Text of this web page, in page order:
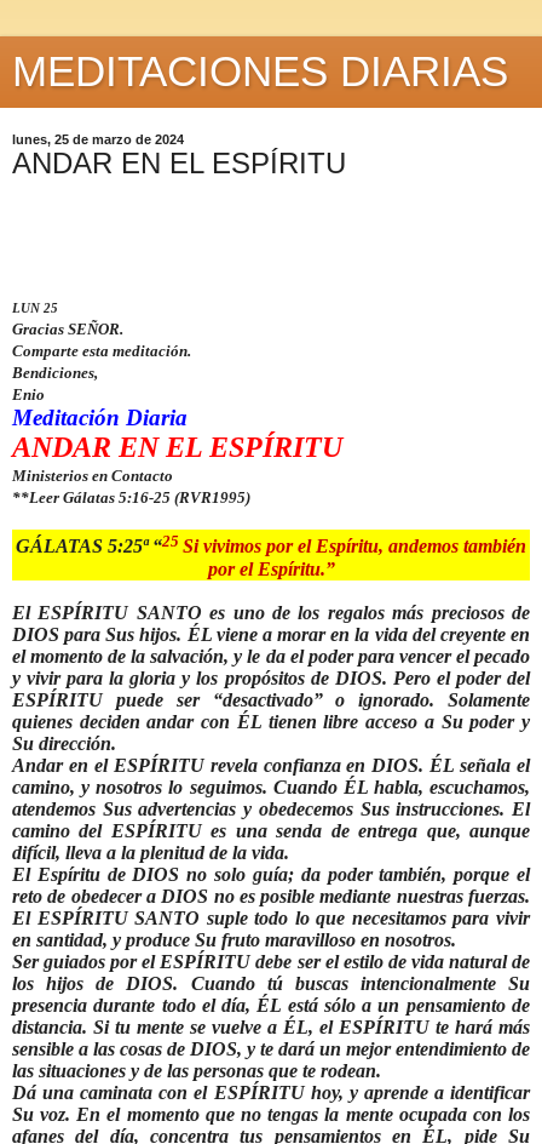
MEDITACIONES DIARIAS
lunes, 25 de marzo de 2024
ANDAR EN EL ESPÍRITU
LUN 25
Gracias SEÑOR.
Comparte esta meditación.
Bendiciones,
Enio
Meditación Diaria
ANDAR EN EL ESPÍRITU
Ministerios en Contacto
**Leer Gálatas 5:16-25 (RVR1995)
GÁLATAS 5:25ª “25 Si vivimos por el Espíritu, andemos también
por el Espíritu.”
El ESPÍRITU SANTO es uno de los regalos más preciosos de
DIOS para Sus hijos. ÉL viene a morar en la vida del creyente en
el momento de la salvación, y le da el poder para vencer el pecado
y vivir para la gloria y los propósitos de DIOS. Pero el poder del
ESPÍRITU puede ser “desactivado” o ignorado. Solamente
quienes deciden andar con ÉL tienen libre acceso a Su poder y
Su dirección.
Andar en el ESPÍRITU revela confianza en DIOS. ÉL señala el
camino, y nosotros lo seguimos. Cuando ÉL habla, escuchamos,
atendemos Sus advertencias y obedecemos Sus instrucciones. El
camino del ESPÍRITU es una senda de entrega que, aunque
difícil, lleva a la plenitud de la vida.
El Espíritu de DIOS no solo guía; da poder también, porque el
reto de obedecer a DIOS no es posible mediante nuestras fuerzas.
El ESPÍRITU SANTO suple todo lo que necesitamos para vivir
en santidad, y produce Su fruto maravilloso en nosotros.
Ser guiados por el ESPÍRITU debe ser el estilo de vida natural de
los hijos de DIOS. Cuando tú buscas intencionalmente Su
presencia durante todo el día, ÉL está sólo a un pensamiento de
distancia. Si tu mente se vuelve a ÉL, el ESPÍRITU te hará más
sensible a las cosas de DIOS, y te dará un mejor entendimiento de
las situaciones y de las personas que te rodean.
Dá una caminata con el ESPÍRITU hoy, y aprende a identificar
Su voz. En el momento que no tengas la mente ocupada con los
afanes del día, concentra tus pensamientos en ÉL, pide Su